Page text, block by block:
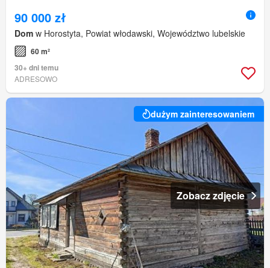
90 000 zł
Dom w Horostyta, Powiat włodawski, Województwo lubelskie
60 m²
30+ dni temu
ADRESOWO
dużym zainteresowaniem
Zobacz zdjęcie